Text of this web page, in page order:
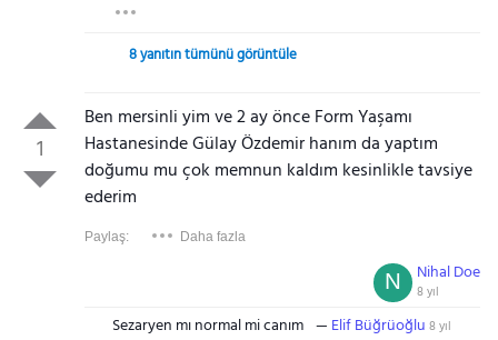
8 yanıtın tümünü görüntüle
1
Ben mersinli yim ve 2 ay önce Form Yaşamı
Hastanesinde Gülay Özdemir hanım da yaptım
doğumu mu çok memnun kaldım kesinlikle tavsiye
ederim
Paylaş: Daha fazla
Nihal Doe
8 yıl
N
Sezaryen mı normal mi canım Elif Büğrüoğlu 8 yıl